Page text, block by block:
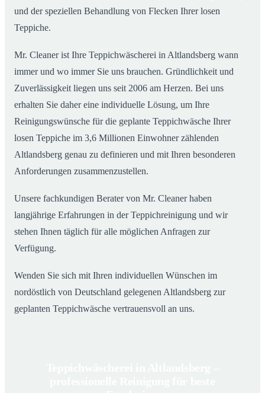
und der speziellen Behandlung von Flecken Ihrer losen
Teppiche.
Mr. Cleaner ist Ihre Teppichwäscherei in Altlandsberg wann
immer und wo immer Sie uns brauchen. Gründlichkeit und
Zuverlässigkeit liegen uns seit 2006 am Herzen. Bei uns
erhalten Sie daher eine individuelle Lösung, um Ihre
Reinigungswünsche für die geplante Teppichwäsche Ihrer
losen Teppiche im 3,6 Millionen Einwohner zählenden
Altlandsberg genau zu definieren und mit Ihren besonderen
Anforderungen zusammenzustellen.
Unsere fachkundigen Berater von Mr. Cleaner haben
langjährige Erfahrungen in der Teppichreinigung und wir
stehen Ihnen täglich für alle möglichen Anfragen zur
Verfügung.
Wenden Sie sich mit Ihren individuellen Wünschen im
nordöstlich von Deutschland gelegenen Altlandsberg zur
geplanten Teppichwäsche vertrauensvoll an uns.